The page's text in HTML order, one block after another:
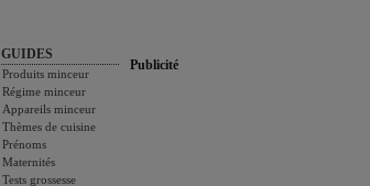
GUIDES
Produits minceur
Régime minceur
Appareils minceur
Thèmes de cuisine
Prénoms
Maternités
Tests grossesse
Publicité